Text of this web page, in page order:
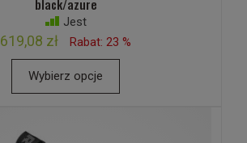
black/azure
Jest
619,08 zł Rabat: 23 %
Wybierz opcje